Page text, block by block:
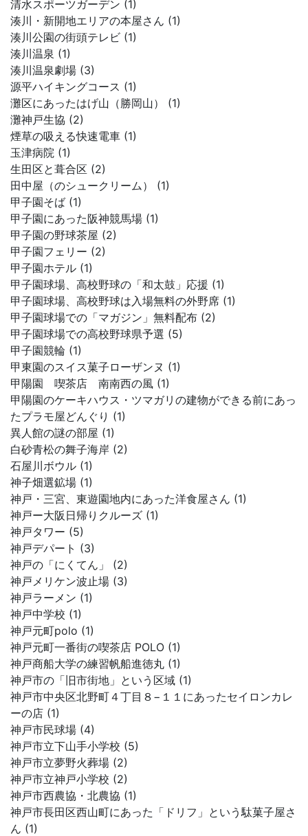
清水スポーツガーデン (1)
湊川・新開地エリアの本屋さん (1)
湊川公園の街頭テレビ (1)
湊川温泉 (1)
湊川温泉劇場 (3)
源平ハイキングコース (1)
灘区にあったはげ山（勝岡山） (1)
灘神戸生協 (2)
煙草の吸える快速電車 (1)
玉津病院 (1)
生田区と葺合区 (2)
田中屋（のシュークリーム） (1)
甲子園そば (1)
甲子園にあった阪神競馬場 (1)
甲子園の野球茶屋 (2)
甲子園フェリー (2)
甲子園ホテル (1)
甲子園球場、高校野球の「和太鼓」応援 (1)
甲子園球場、高校野球は入場無料の外野席 (1)
甲子園球場での「マガジン」無料配布 (2)
甲子園球場での高校野球県予選 (5)
甲子園競輪 (1)
甲東園のスイス菓子ローザンヌ (1)
甲陽園 喫茶店 南南西の風 (1)
甲陽園のケーキハウス・ツマガリの建物ができる前にあっ
たプラモ屋どんぐり (1)
異人館の謎の部屋 (1)
白砂青松の舞子海岸 (2)
石屋川ボウル (1)
神子畑選鉱場 (1)
神戸・三宮、東遊園地内にあった洋食屋さん (1)
神戸ー大阪日帰りクルーズ (1)
神戸タワー (5)
神戸デパート (3)
神戸の「にくてん」 (2)
神戸メリケン波止場 (3)
神戸ラーメン (1)
神戸中学校 (1)
神戸元町polo (1)
神戸元町一番街の喫茶店 POLO (1)
神戸商船大学の練習帆船進徳丸 (1)
神戸市の「旧市街地」という区域 (1)
神戸市中央区北野町４丁目８−１１にあったセイロンカレ
ーの店 (1)
神戸市民球場 (4)
神戸市立下山手小学校 (5)
神戸市立夢野火葬場 (2)
神戸市立神戸小学校 (2)
神戸市西農協・北農協 (1)
神戸市長田区西山町にあった「ドリフ」という駄菓子屋さ
ん (1)